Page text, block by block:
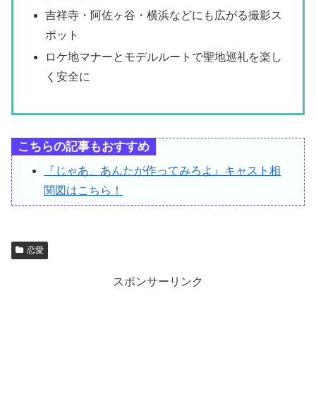
吉祥寺・阿佐ヶ谷・横浜などにも広がる撮影ス
ポット
ロケ地マナーとモデルルートで聖地巡礼を楽し
く安全に
こちらの記事もおすすめ
『じゃあ、あんたが作ってみろよ』キャスト相
関図はこちら！
恋愛
スポンサーリンク